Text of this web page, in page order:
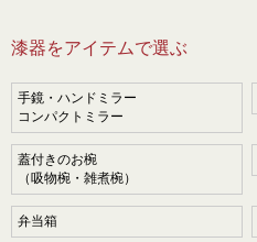
漆器をアイテムで選ぶ
手鏡・ハンドミラー
コンパクトミラー
蓋付きのお椀
（吸物椀・雑煮椀）
弁当箱